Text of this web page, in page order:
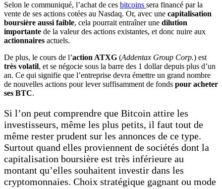
Selon le communiqué, l’achat de ces bitcoins sera financé par la
vente de ses actions cotées au Nasdaq. Or, avec une capitalisation
boursière aussi faible, cela pourrait entraîner une dilution
importante de la valeur des actions existantes, et donc nuire aux
actionnaires actuels.
De plus, le cours de l’action ATXG (Addentax Group Corp.) est
très volatil, et se négocie sous la barre des 1 dollar depuis plus d’un
an. Ce qui signifie que l’entreprise devra émettre un grand nombre
de nouvelles actions pour lever suffisamment de fonds pour acheter
ses BTC.
Si l’on peut comprendre que Bitcoin attire les
investisseurs, même les plus petits, il faut tout de
même rester prudent sur les annonces de ce type.
Surtout quand elles proviennent de sociétés dont la
capitalisation boursière est très inférieure au
montant qu’elles souhaitent investir dans les
cryptomonnaies. Choix stratégique gagnant ou mode